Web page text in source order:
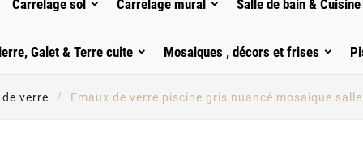
Carrelage sol Carrelage mural Salle de bain & Cuisine
Galet & Terre cuite Mosaiques , décors et frises
verre Emaux de verre piscine gris nuancé mosaique